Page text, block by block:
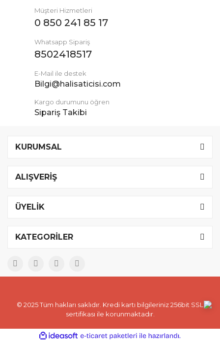
Müşteri Hizmetleri
0 850 241 85 17
Whatsapp Sipariş
8502418517
E-Mail ile destek
Bilgi@halisaticisi.com
Kargo durumunu öğren
Sipariş Takibi
KURUMSAL
ALIŞVERİŞ
ÜYELİK
KATEGORİLER
© 2025 Tüm hakları saklıdır. Kredi kartı bilgileriniz 256bit SSL
sertifikası ile korunmaktadır.
ideasoft
e-